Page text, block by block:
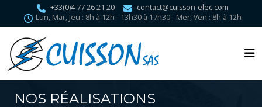
+33(0)4 77 26 21 20
contact@cuisson-elec.com
Lun, Mar, Jeu : 8h à 12h - 13h30 à 17h30 - Mer, Ven : 8h à 12h
NOS RÉALISATIONS